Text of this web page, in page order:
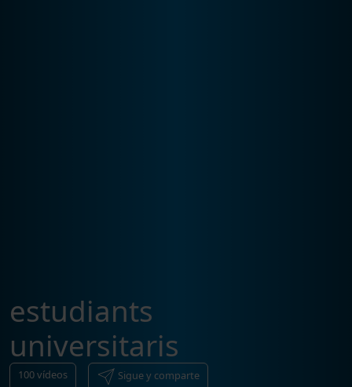
estudiants
universitaris
100vídeos Sigue y comparte